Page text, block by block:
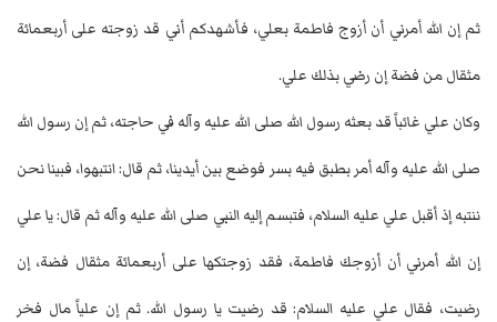
ثم إن الله أمرني أن أزوج فاطمة بعلي، فأشهدكم أني قد زوجته على أربعمائة
مثقال من فضة إن رضي بذلك علي.
وكان علي غائباً قد بعثه رسول الله صلى الله عليه وآله في حاجته، ثم إن رسول الله
صلى الله عليه وآله أمر بطبق فيه بسر فوضع بين أيدينا، ثم قال: انتبهوا، فبينا نحن
ننتبه إذ أقبل علي عليه السلام، فتبسم إليه النبي صلى الله عليه وآله ثم قال: يا علي
إن الله أمرني أن أزوجك فاطمة، فقد زوجتكها على أربعمائة مثقال فضة، إن
رضيت، فقال علي عليه السلام: قد رضيت يا رسول الله. ثم إن علياً مال فخر